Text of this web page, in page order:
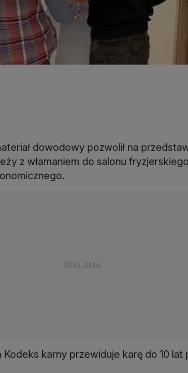
dowodowy pozwolił na
z włamaniem do salonu
karny przewiduje karę do 10 lat